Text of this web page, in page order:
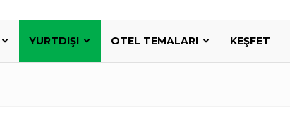
YURTDIŞI OTEL TEMALARI KEŞFET